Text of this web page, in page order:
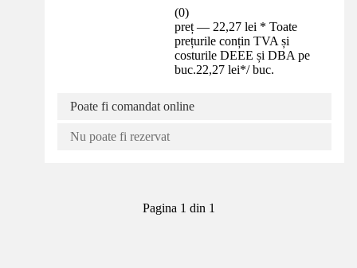
(0)
preț — 22,27 lei * Toate
prețurile conțin TVA și
costurile DEEE și DBA pe
buc.22,27 lei*/ buc.
Poate fi comandat online
Nu poate fi rezervat
Pagina 1 din 1